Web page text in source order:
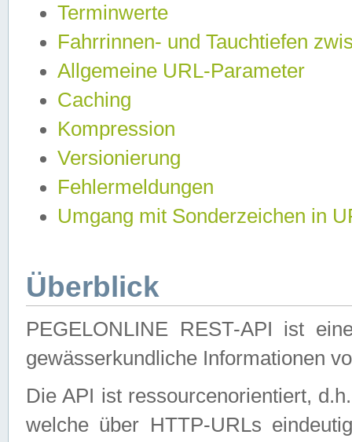
Terminwerte
Fahrrinnen- und Tauchtiefen
Allgemeine URL-Parameter
Caching
Kompression
Versionierung
Fehlermeldungen
Umgang mit Sonderzeichen in
Überblick
PEGELONLINE REST-API ist
gewässerkundliche Informationen
Die API ist ressourcenorientiert,
welche über HTTP-URLs